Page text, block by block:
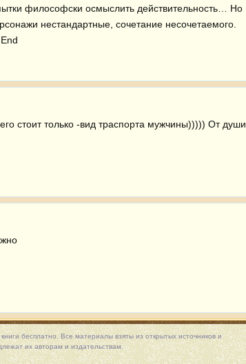
философски осмыслить действительность… Но
нестандартные, сочетание несочетаемого.
стоит только -вид траспорта мужчины))))) От души
бесплатно. Все материалы взяты из открытых источников и
их авторам и издательствам.